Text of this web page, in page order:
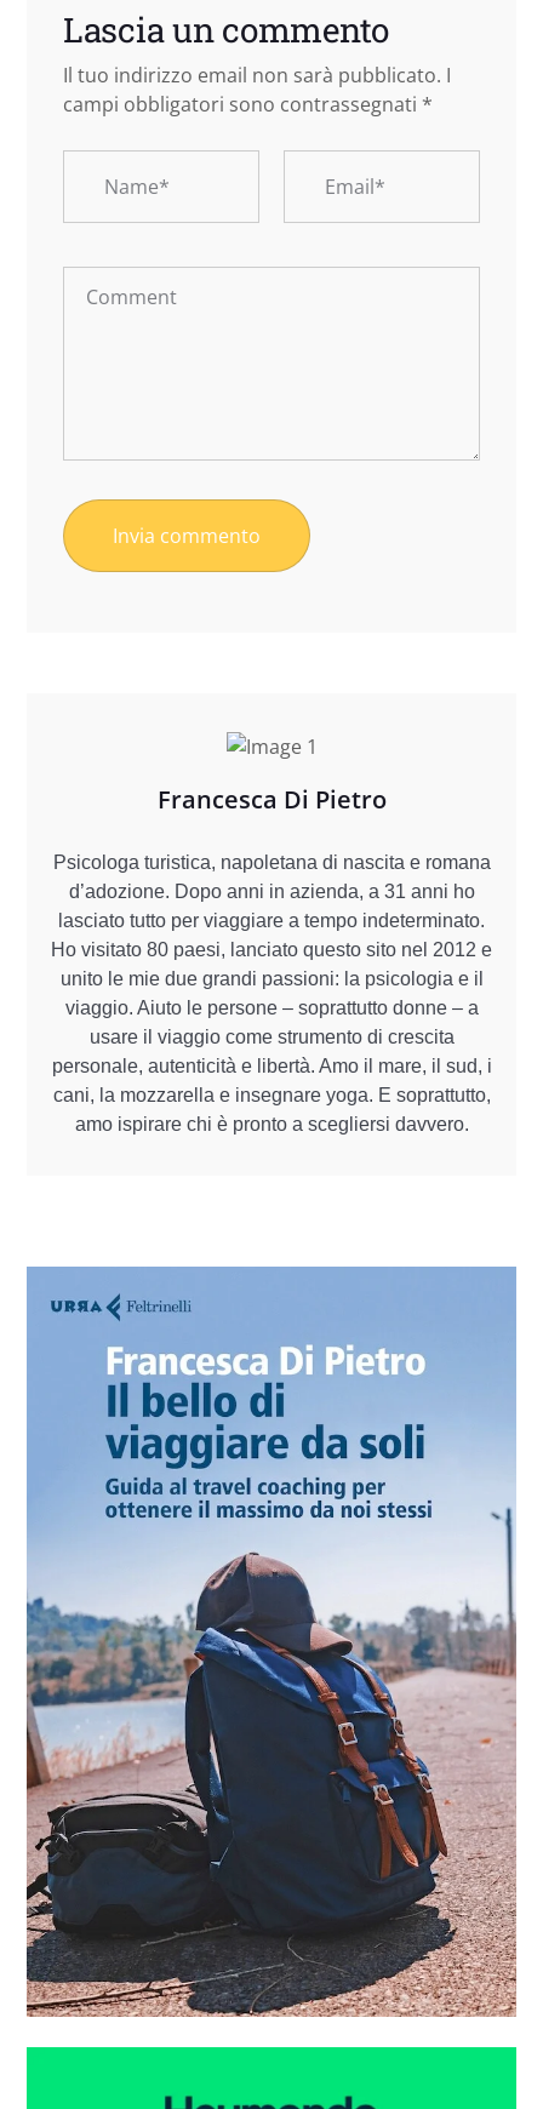
Lascia un commento
Il tuo indirizzo email non sarà pubblicato. I
campi obbligatori sono contrassegnati *
Francesca Di Pietro
Psicologa turistica, napoletana di nascita e romana
d’adozione. Dopo anni in azienda, a 31 anni ho
lasciato tutto per viaggiare a tempo indeterminato.
Ho visitato 80 paesi, lanciato questo sito nel 2012 e
unito le mie due grandi passioni: la psicologia e il
viaggio. Aiuto le persone – soprattutto donne – a
usare il viaggio come strumento di crescita
personale, autenticità e libertà. Amo il mare, il sud, i
cani, la mozzarella e insegnare yoga. E soprattutto,
amo ispirare chi è pronto a scegliersi davvero.